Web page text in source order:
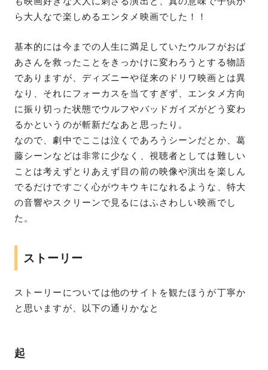
ら大人なで楽しめるエンタメ映画でした！！
基本的には今までの人生に満足していたウルフがおば
あさんを救ったことをきっかけに変わろうとする物語
でありますが、ディズニーや従来のドリワ映画とは異
なり、それにフォーカスを当てすぎず、エンタメ方向
に振り切った状態でウルフやバッドガイズがどう変わ
るかというのが斬新だなあと思ったり。
なので、劇中でここは泣くであろうシーンだとか、葛
藤シーンなどは非常に少なく、視聴者としては難しい
ことは考えずとりあえず目の前の映像や演出を楽しん
でるだけですごく心がウキウキになれるような、特大
の音響やスクリーンで見るにはふさわしい映画でし
た。
ストーリー
ストーリーについては他のサイトを観たほうが丁寧か
と思いますが、以下の通りかなと
起